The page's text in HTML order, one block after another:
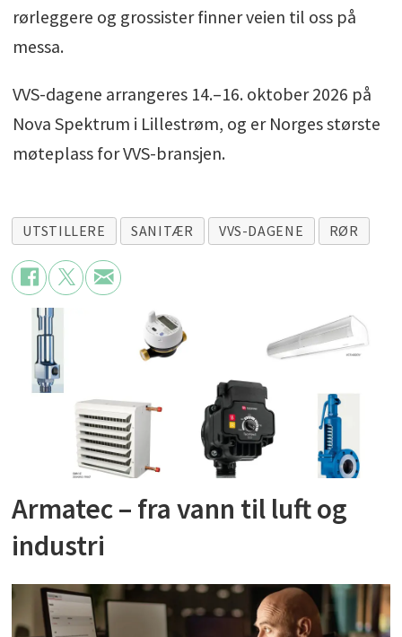
rørleggere og grossister finner veien til oss på
messa.
VVS-dagene arrangeres 14.–16. oktober 2026 på
Nova Spektrum i Lillestrøm, og er Norges største
møteplass for VVS-bransjen.
UTSTILLERE SANITÆR VVS-DAGENE RØR
Armatec – fra vann til luft og
industri